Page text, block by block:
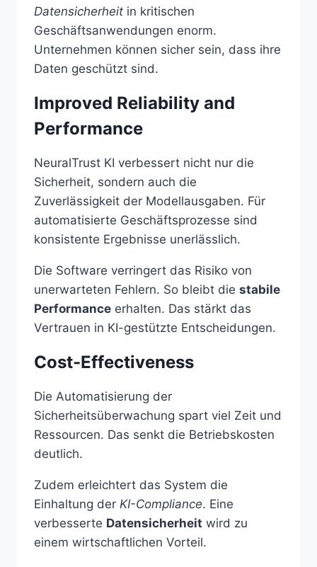
Datensicherheit in kritischen
Geschäftsanwendungen enorm.
Unternehmen können sicher sein, dass ihre
Daten geschützt sind.
Improved Reliability and
Performance
NeuralTrust KI verbessert nicht nur die
Sicherheit, sondern auch die
Zuverlässigkeit der Modellausgaben. Für
automatisierte Geschäftsprozesse sind
konsistente Ergebnisse unerlässlich.
Die Software verringert das Risiko von
unerwarteten Fehlern. So bleibt die stabile
Performance erhalten. Das stärkt das
Vertrauen in KI-gestützte Entscheidungen.
Cost-Effectiveness
Die Automatisierung der
Sicherheitsüberwachung spart viel Zeit und
Ressourcen. Das senkt die Betriebskosten
deutlich.
Zudem erleichtert das System die
Einhaltung der KI-Compliance. Eine
verbesserte Datensicherheit wird zu
einem wirtschaftlichen Vorteil.